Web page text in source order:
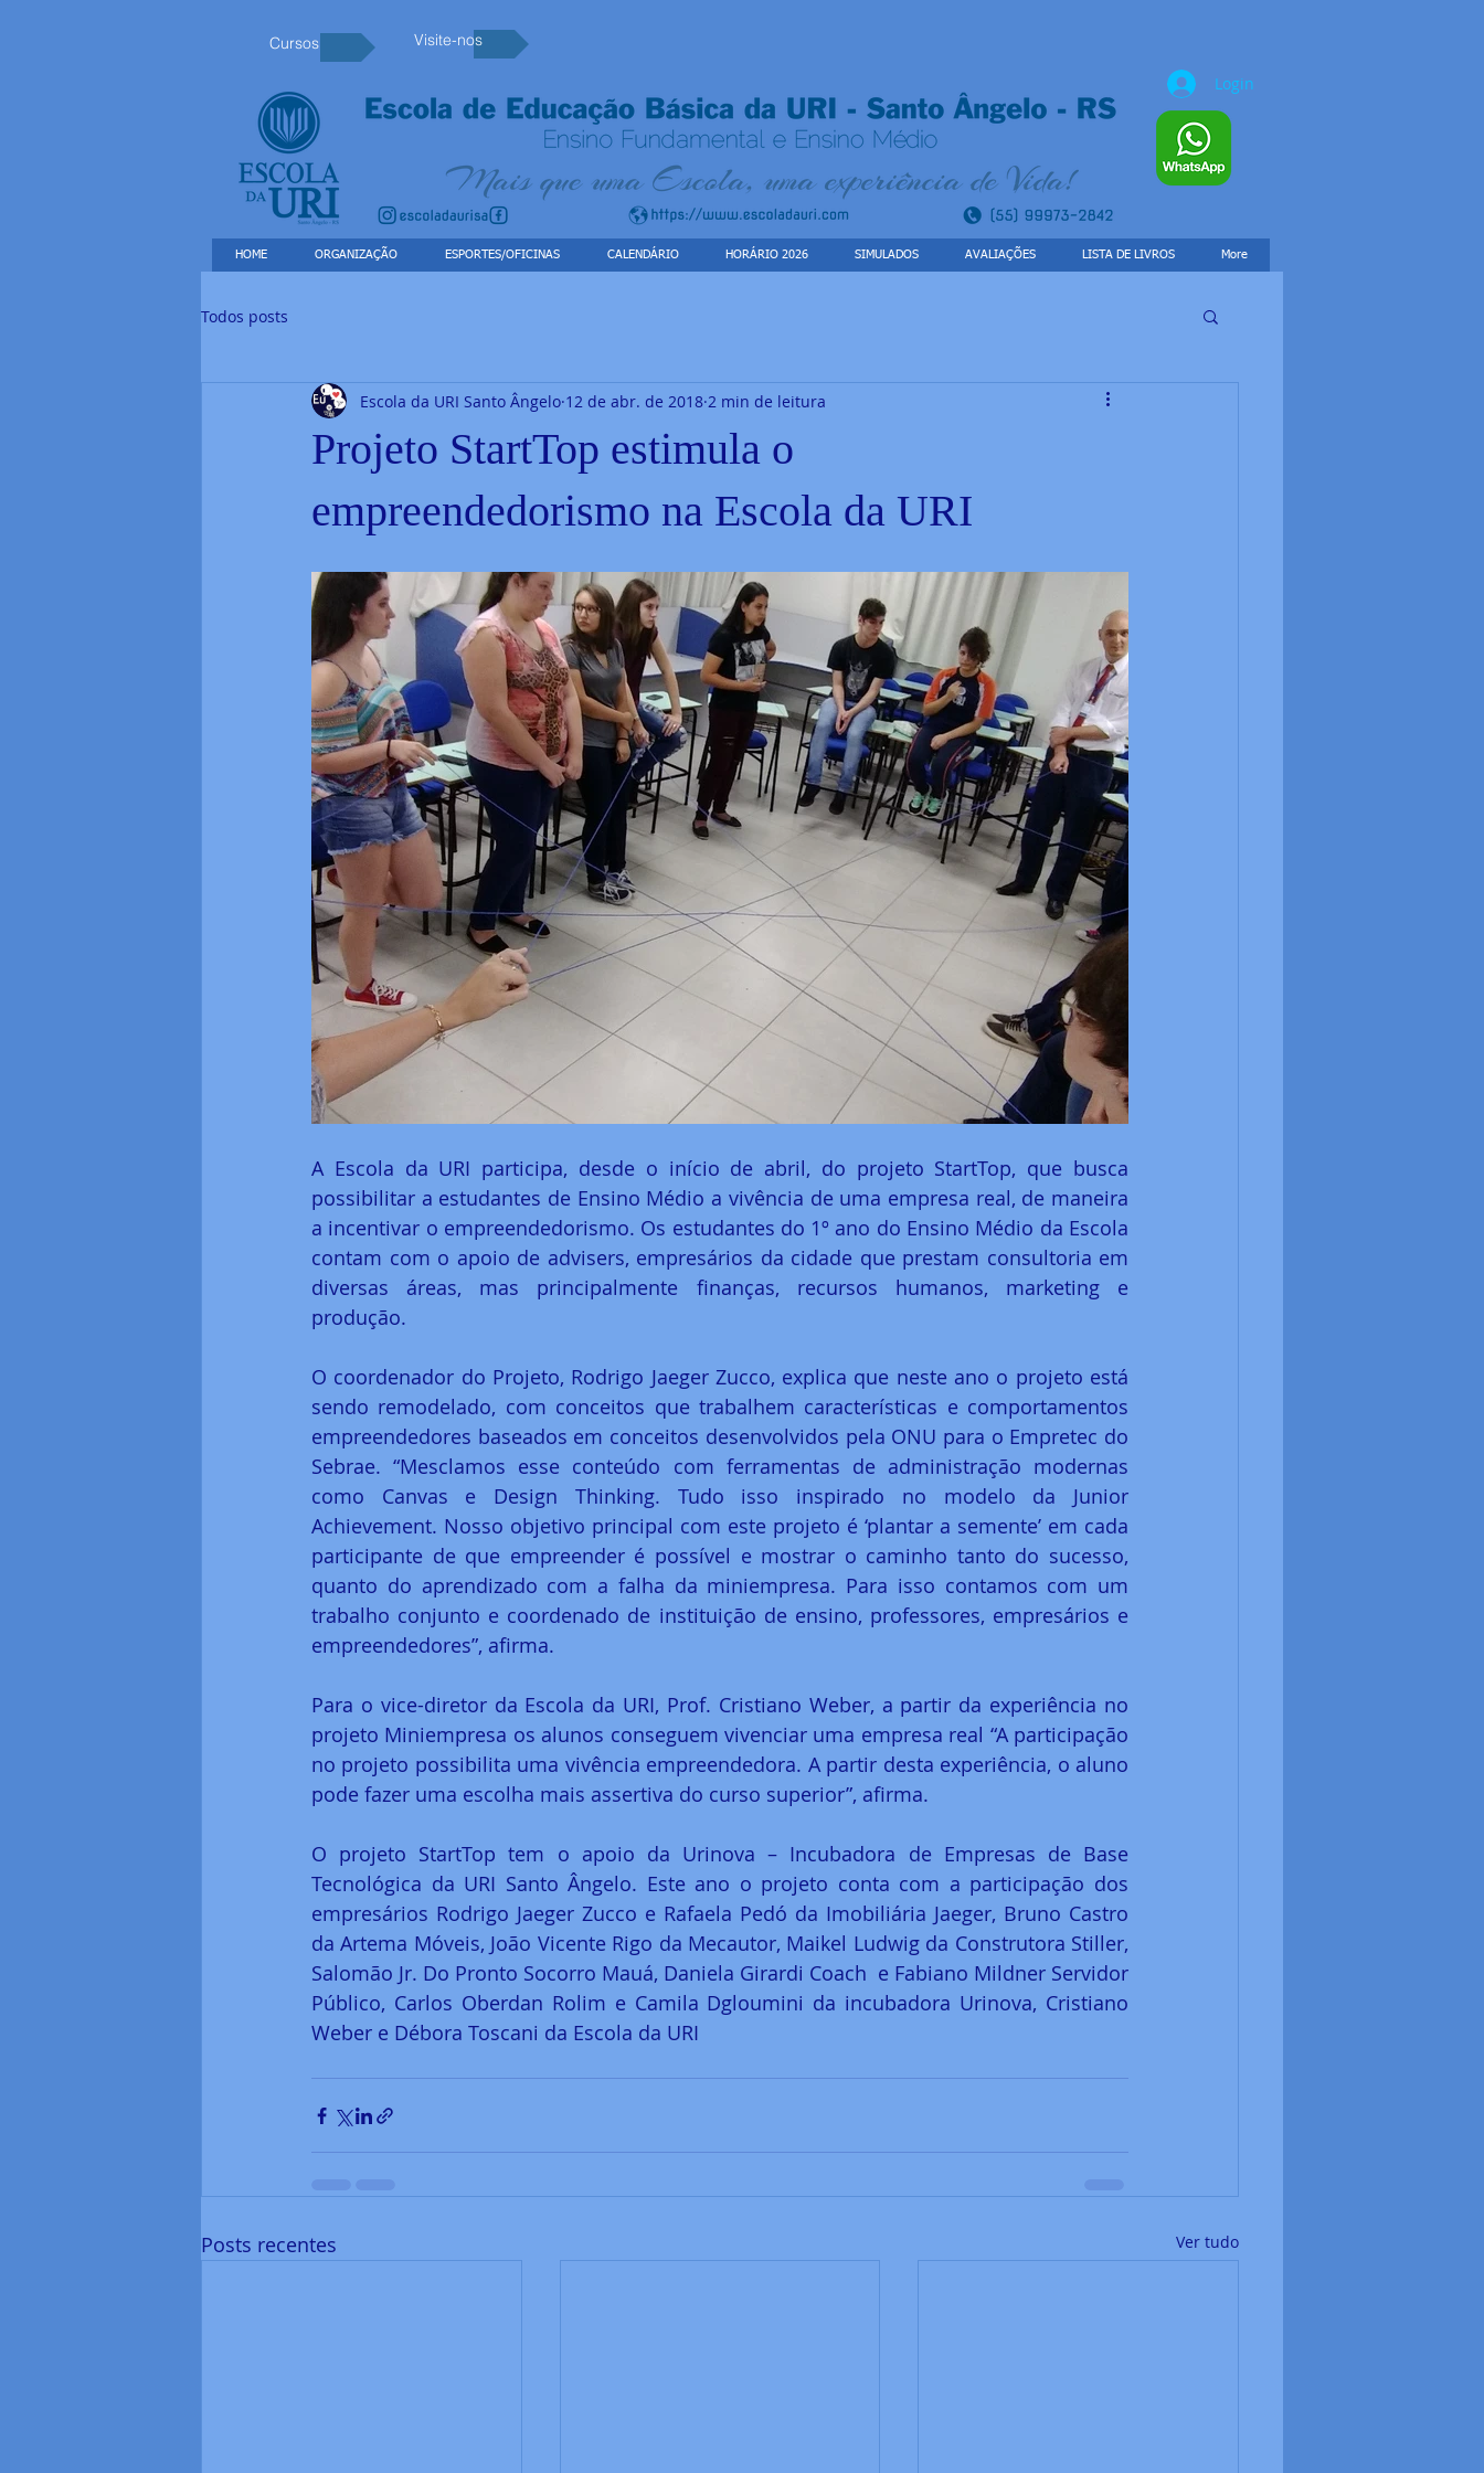
Login
HOME ORGANIZAÇÃO ESPORTES/OFICINAS CALENDÁRIO HORÁRIO 2026 SIMULADOS AVALIAÇÕES LISTA DE LIVROS More
Todos posts
Projeto StartTop estimula o
empreendedorismo na Escola da URI
Escola da URI Santo Ângelo 12 de abr. de 2018 2 min de leitura
A Escola da URI participa, desde o início de abril, do projeto StartTop, que busca
possibilitar a estudantes de Ensino Médio a vivência de uma empresa real, de maneira
a incentivar o empreendedorismo. Os estudantes do 1º ano do Ensino Médio da Escola
contam com o apoio de advisers, empresários da cidade que prestam consultoria em
diversas áreas, mas principalmente finanças, recursos humanos, marketing e
produção.
O coordenador do Projeto, Rodrigo Jaeger Zucco, explica que neste ano o projeto está
sendo remodelado, com conceitos que trabalhem características e comportamentos
empreendedores baseados em conceitos desenvolvidos pela ONU para o Empretec do
Sebrae. “Mesclamos esse conteúdo com ferramentas de administração modernas
como Canvas e Design Thinking. Tudo isso inspirado no modelo da Junior
Achievement. Nosso objetivo principal com este projeto é ‘plantar a semente’ em cada
participante de que empreender é possível e mostrar o caminho tanto do sucesso,
quanto do aprendizado com a falha da miniempresa. Para isso contamos com um
trabalho conjunto e coordenado de instituição de ensino, professores, empresários e
empreendedores”, afirma.
Para o vice-diretor da Escola da URI, Prof. Cristiano Weber, a partir da experiência no
projeto Miniempresa os alunos conseguem vivenciar uma empresa real “A participação
no projeto possibilita uma vivência empreendedora. A partir desta experiência, o aluno
pode fazer uma escolha mais assertiva do curso superior”, afirma.
O projeto StartTop tem o apoio da Urinova – Incubadora de Empresas de Base
Tecnológica da URI Santo Ângelo. Este ano o projeto conta com a participação dos
empresários Rodrigo Jaeger Zucco e Rafaela Pedó da Imobiliária Jaeger, Bruno Castro
da Artema Móveis, João Vicente Rigo da Mecautor, Maikel Ludwig da Construtora Stiller,
Salomão Jr. Do Pronto Socorro Mauá, Daniela Girardi Coach  e Fabiano Mildner Servidor
Público, Carlos Oberdan Rolim e Camila Dgloumini da incubadora Urinova, Cristiano
Weber e Débora Toscani da Escola da URI
Posts recentes Ver tudo
Cursos Visite-nos